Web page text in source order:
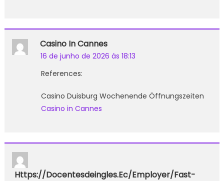
Casino In Cannes
16 de junho de 2026 às 18:13
References:
Casino Duisburg Wochenende Öffnungszeiten
Casino in Cannes
Https://docentesdeingles.ec/employer/fast-